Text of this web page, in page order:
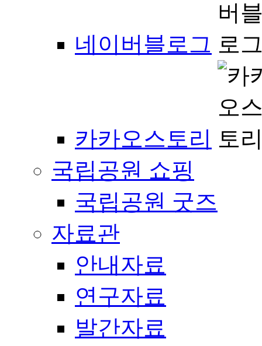
네이버블로그
카카오스토리
국립공원 쇼핑
국립공원 굿즈
자료관
안내자료
연구자료
발간자료